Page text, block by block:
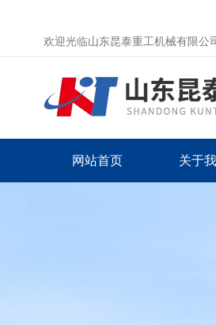
欢迎光临山东昆泰重工机械有限公
网站首页 关于